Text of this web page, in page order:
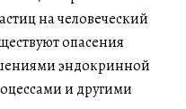
на человеческий
опасения
эндокринной
и другими